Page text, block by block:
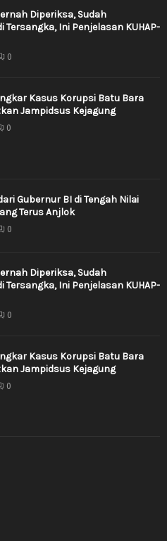
Diperiksa, Sudah
Tersangka, Ini Penjelasan KUHAP-
0
Kasus Korupsi Batu Bara
Jampidsus Kejagung
0
Gubernur BI di Tengah Nilai
Terus Anjlok
0
Diperiksa, Sudah
Tersangka, Ini Penjelasan KUHAP-
0
Kasus Korupsi Batu Bara
Jampidsus Kejagung
0